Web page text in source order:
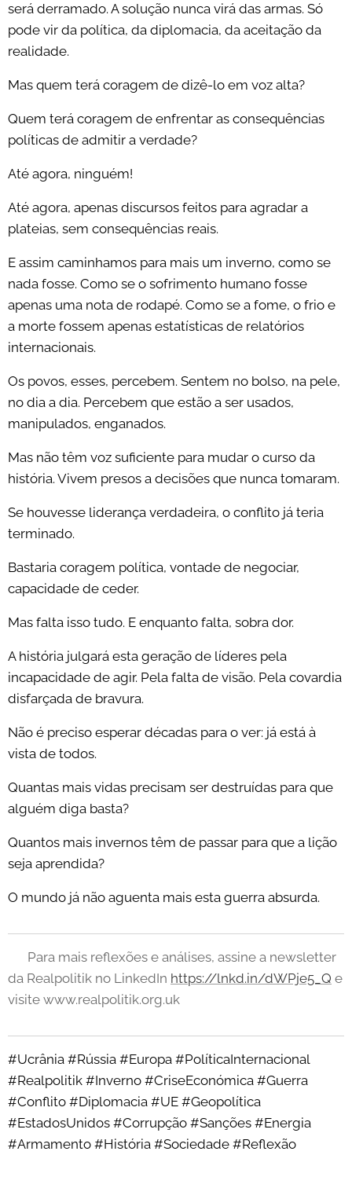
será derramado. A solução nunca virá das armas. Só
pode vir da política, da diplomacia, da aceitação da
realidade.
Mas quem terá coragem de dizê-lo em voz alta?
Quem terá coragem de enfrentar as consequências
políticas de admitir a verdade?
Até agora, ninguém!
Até agora, apenas discursos feitos para agradar a
plateias, sem consequências reais.
E assim caminhamos para mais um inverno, como se
nada fosse. Como se o sofrimento humano fosse
apenas uma nota de rodapé. Como se a fome, o frio e
a morte fossem apenas estatísticas de relatórios
internacionais.
Os povos, esses, percebem. Sentem no bolso, na pele,
no dia a dia. Percebem que estão a ser usados,
manipulados, enganados.
Mas não têm voz suficiente para mudar o curso da
história. Vivem presos a decisões que nunca tomaram.
Se houvesse liderança verdadeira, o conflito já teria
terminado.
Bastaria coragem política, vontade de negociar,
capacidade de ceder.
Mas falta isso tudo. E enquanto falta, sobra dor.
A história julgará esta geração de líderes pela
incapacidade de agir. Pela falta de visão. Pela covardia
disfarçada de bravura.
Não é preciso esperar décadas para o ver: já está à
vista de todos.
Quantas mais vidas precisam ser destruídas para que
alguém diga basta?
Quantos mais invernos têm de passar para que a lição
seja aprendida?
O mundo já não aguenta mais esta guerra absurda.
👉 Para mais reflexões e análises, assine a newsletter
da Realpolitik no LinkedIn https://lnkd.in/dWPje5_Q e
visite www.realpolitik.org.uk
#Ucrânia #Rússia #Europa #PolíticaInternacional
#Realpolitik #Inverno #CriseEconómica #Guerra
#Conflito #Diplomacia #UE #Geopolítica
#EstadosUnidos #Corrupção #Sanções #Energia
#Armamento #História #Sociedade #Reflexão